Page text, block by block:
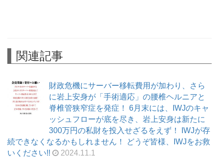
関連記事
財政危機にサーバー移転費用が加わり、さら
に岩上安身が「手術適応」の腰椎ヘルニアと
脊椎管狭窄症を発症！ 6月末には、IWJのキャ
ッシュフローが底を尽き、岩上安身は新たに
300万円の私財を投入せざるをえず！ IWJが存
続できなくなるかもしれません！ どうぞ皆様、IWJをお救
いください!!
2024.11.1